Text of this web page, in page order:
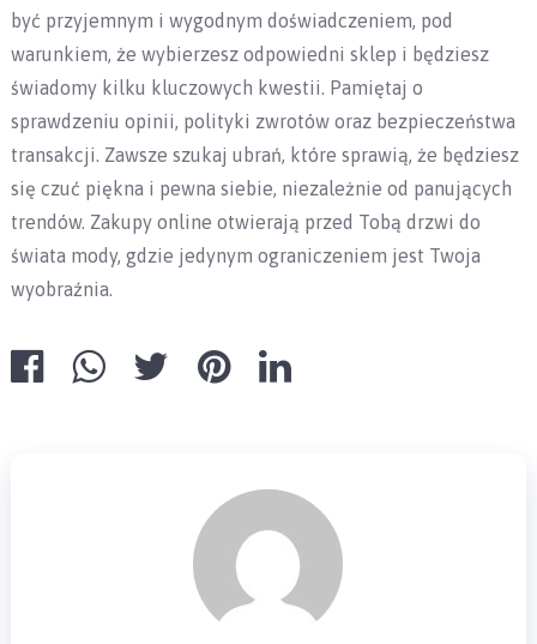
być przyjemnym i wygodnym doświadczeniem, pod
warunkiem, że wybierzesz odpowiedni sklep i będziesz
świadomy kilku kluczowych kwestii. Pamiętaj o
sprawdzeniu opinii, polityki zwrotów oraz bezpieczeństwa
transakcji. Zawsze szukaj ubrań, które sprawią, że będziesz
się czuć piękna i pewna siebie, niezależnie od panujących
trendów. Zakupy online otwierają przed Tobą drzwi do
świata mody, gdzie jedynym ograniczeniem jest Twoja
wyobraźnia.